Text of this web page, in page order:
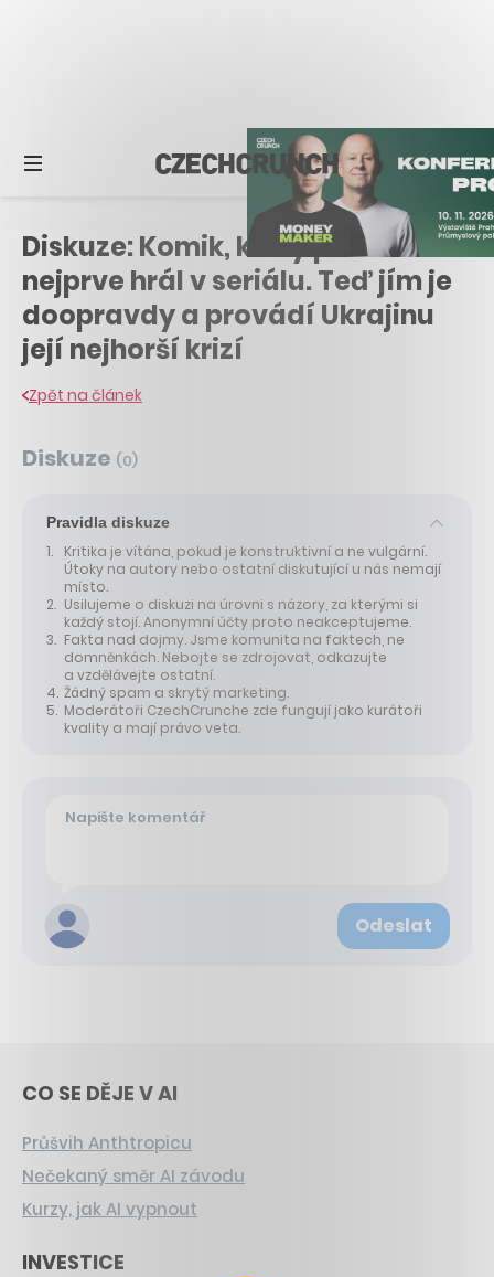
Diskuze: Komik, který prezidenta
nejprve hrál v seriálu. Teď jím je
doopravdy a provádí Ukrajinu
její nejhorší krizí
Zpět na článek
Diskuze (0)
Pravidla diskuze
Kritika je vítána, pokud je konstruktivní a ne vulgární.
Útoky na autory nebo ostatní diskutující u nás nemají
místo.
Usilujeme o diskuzi na úrovni s názory, za kterými si
každý stojí. Anonymní účty proto neakceptujeme.
Fakta nad dojmy. Jsme komunita na faktech, ne
domněnkách. Nebojte se zdrojovat, odkazujte
a vzdělávejte ostatní.
Žádný spam a skrytý marketing.
Moderátoři CzechCrunche zde fungují jako kurátoři
kvality a mají právo veta.
Odeslat
CO SE DĚJE V AI
Průšvih Anthtropicu
Nečekaný směr AI závodu
Kurzy, jak AI vypnout
INVESTICE